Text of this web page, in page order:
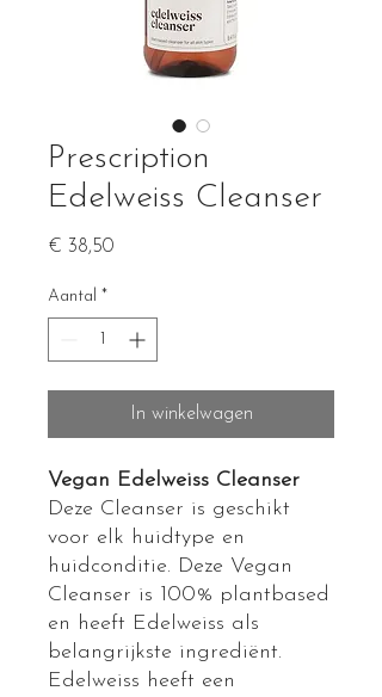
Prescription
Edelweiss Cleanser
€ 38,50Prijs
Aantal *
In winkelwagen
Vegan Edelweiss Cleanser
Deze Cleanser is geschikt
voor elk huidtype en
huidconditie. Deze Vegan
Cleanser is 100% plantbased
en heeft Edelweiss als
belangrijkste ingrediënt.
Edelweiss heeft een